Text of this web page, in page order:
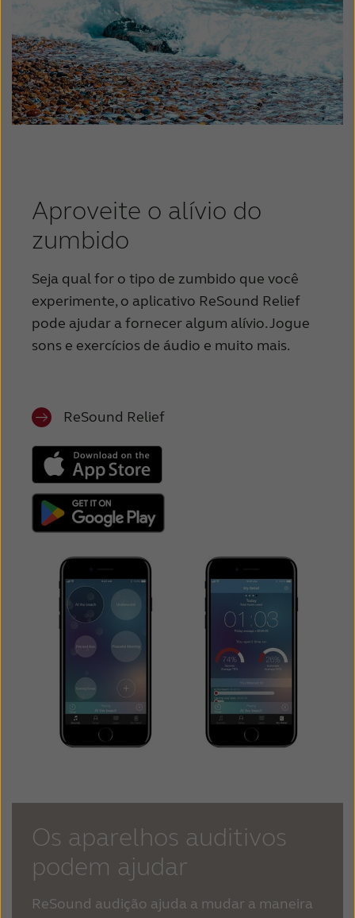
Aproveite o alívio do
zumbido
Seja qual for o tipo de zumbido que você
experimente, o aplicativo ReSound Relief
pode ajudar a fornecer algum alívio. Jogue
sons e exercícios de áudio e muito mais.
ReSound Relief
Os aparelhos auditivos
podem ajudar
ReSound audição ajuda a mudar a maneira